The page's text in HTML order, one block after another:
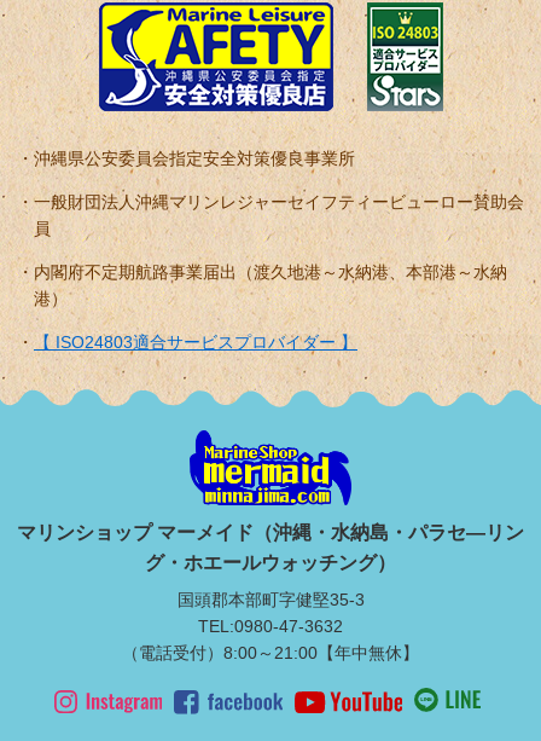
沖縄県公安委員会指定安全対策優良事業所
一般財団法人沖縄マリンレジャーセイフティービューロー賛助会
員
内閣府不定期航路事業届出（渡久地港～水納港、本部港～水納
港）
【 ISO24803適合サービスプロバイダー 】
マリンショップ マーメイド（沖縄・水納島・パラセ―リン
グ・ホエールウォッチング）
国頭郡本部町字健堅35-3
TEL:0980-47-3632
（電話受付）8:00～21:00【年中無休】